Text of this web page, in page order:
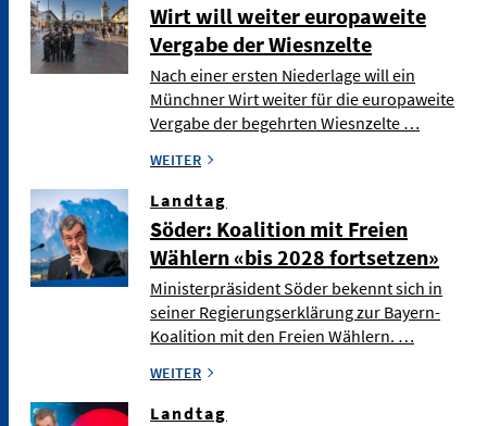
Wirt will weiter europaweite
Vergabe der Wiesnzelte
Nach einer ersten Niederlage will ein
Münchner Wirt weiter für die europaweite
Vergabe der begehrten Wiesnzelte …
WEITER
Landtag
Söder: Koalition mit Freien
Wählern «bis 2028 fortsetzen»
Ministerpräsident Söder bekennt sich in
seiner Regierungserklärung zur Bayern-
Koalition mit den Freien Wählern. …
WEITER
Landtag